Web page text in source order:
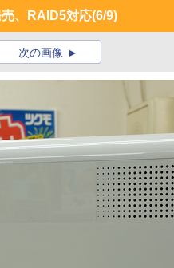
、RAID5対応(6/9)
次の画像